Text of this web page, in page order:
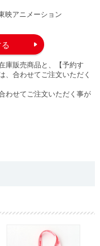
映アニメーション
庫販売商品と、【予約す
、合わせてご注文いただく
わせてご注文いただく事が